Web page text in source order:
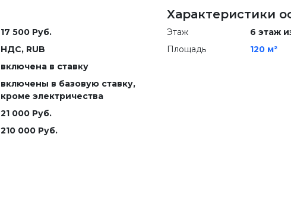
17 500 Руб.
НДС, RUB
включена в ставку
включены в базовую ставку,
кроме электричества
21 000 Руб.
210 000 Руб.
Характеристики
Этаж
6 этаж
Площадь
120 м²